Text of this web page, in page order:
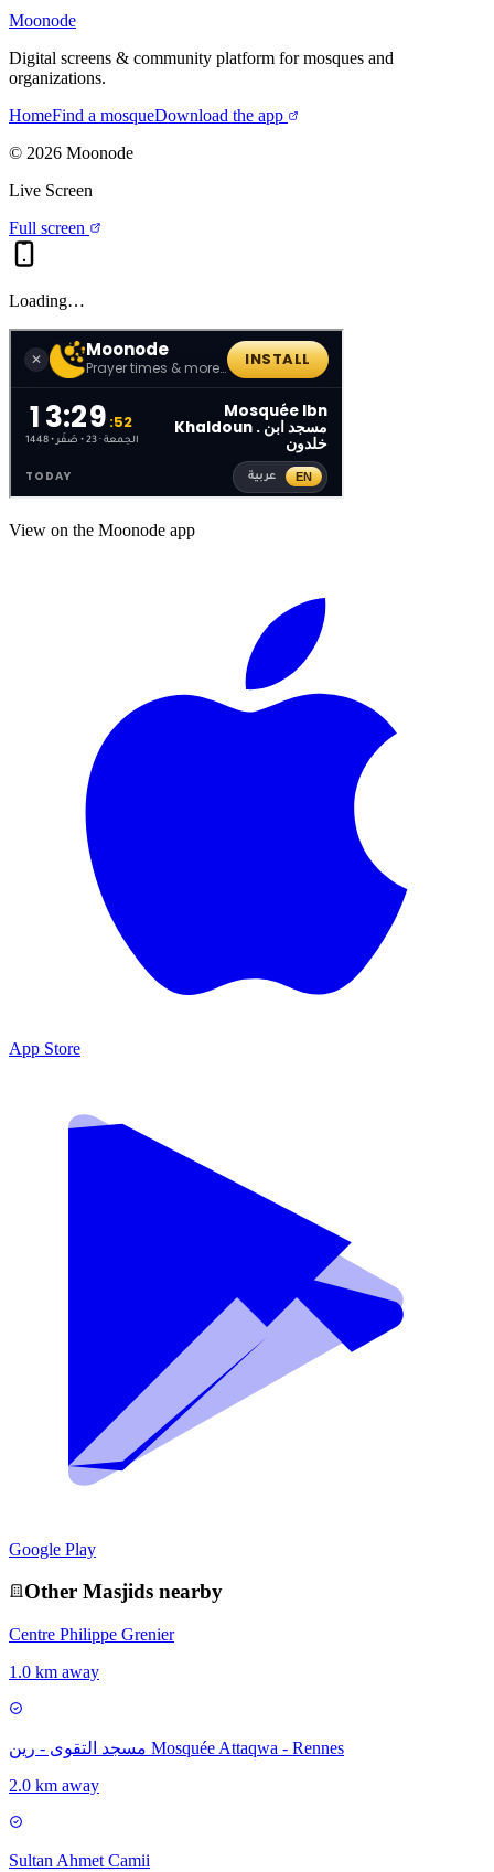
Moonode
Digital screens & community platform for mosques and
organizations.
HomeFind a mosqueDownload the app
© 2026 Moonode
Live Screen
Full screen
Loading…
View on the Moonode app
App Store
Google Play
Other Masjids nearby
Centre Philippe Grenier
1.0 km away
مسجد التقوى - رين Mosquée Attaqwa - Rennes
2.0 km away
Sultan Ahmet Camii